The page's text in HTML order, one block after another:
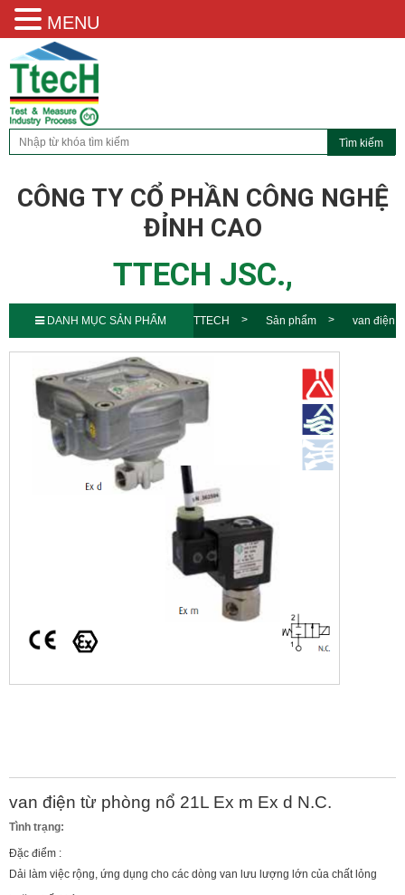
CÔNG TY CỔ PHẦN CÔNG NGHỆ
ĐỈNH CAO
TTECH JSC.,
DANH MỤC SẢN PHẨM TTECH Sản phẩm van điện
từ phòng nổ 21L Ex m Ex d N.C.
van điện từ phòng nổ 21L Ex m Ex d N.C.
Tình trạng:
Đặc điểm :
Dải làm việc rộng, ứng dụng cho các dòng van lưu lượng lớn của chất lỏng
MENU